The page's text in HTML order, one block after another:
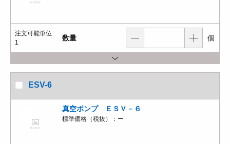
注文可能単位
1
数量 個
ESV-6
真空ポンプ ＥＳＶ－６
標準価格（税抜）： ー